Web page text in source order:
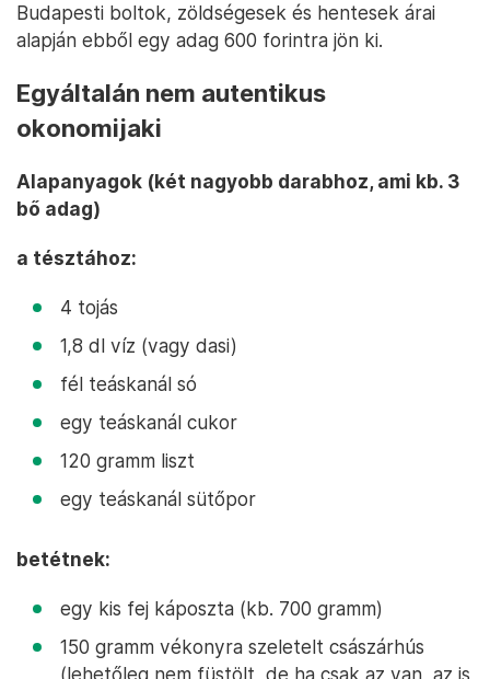
Budapesti boltok, zöldségesek és hentesek árai
alapján ebből egy adag 600 forintra jön ki.
Egyáltalán nem autentikus
okonomijaki
Alapanyagok (két nagyobb darabhoz, ami kb. 3
bő adag)
a tésztához:
4 tojás
1,8 dl víz (vagy dasi)
fél teáskanál só
egy teáskanál cukor
120 gramm liszt
egy teáskanál sütőpor
betétnek:
egy kis fej káposzta (kb. 700 gramm)
150 gramm vékonyra szeletelt császárhús
(lehetőleg nem füstölt, de ha csak az van, az is